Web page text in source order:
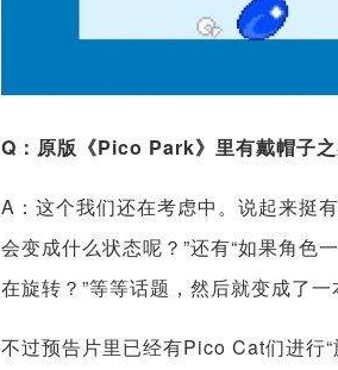
Q ：原版《Pico Park》里有戴帽子
A：这个我们还在考虑中。说起来挺
会变成什么状态呢？”还有“如果角色
在旋转？”等等话题，然后就变成了
不过预告片里已经有Pico Cat们进行